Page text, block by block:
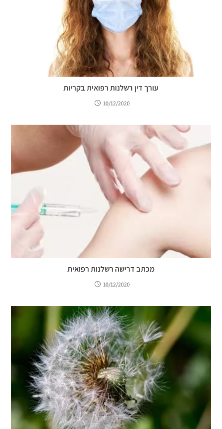
עורך דין רשלנות רפואית בקריות
10/12/2020
מכתב דרישה רשלנות רפואית
10/12/2020